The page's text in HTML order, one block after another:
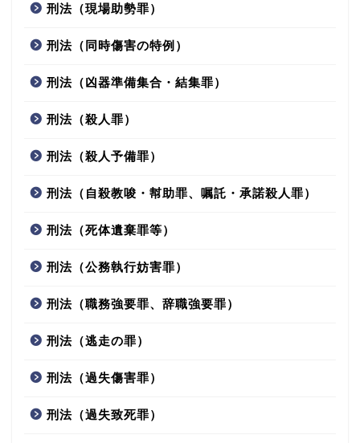
刑法（現場助勢罪）
刑法（同時傷害の特例）
刑法（凶器準備集合・結集罪）
刑法（殺人罪）
刑法（殺人予備罪）
刑法（自殺教唆・幇助罪、嘱託・承諾殺人罪）
刑法（死体遺棄罪等）
刑法（公務執行妨害罪）
刑法（職務強要罪、辞職強要罪）
刑法（逃走の罪）
刑法（過失傷害罪）
刑法（過失致死罪）